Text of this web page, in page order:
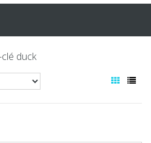
duck